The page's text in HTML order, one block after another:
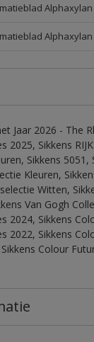
Jaar 2026 - The
2025, Sikkens
Sikkens 5051,
Kleuren,
Witten,
Van Gogh
2024, Sikkens
2022, Sikkens
Colour